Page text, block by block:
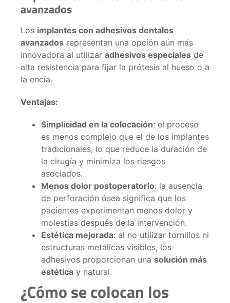
avanzados
Los implantes con adhesivos dentales
avanzados representan una opción aún más
innovadora al utilizar adhesivos especiales de
alta resistencia para fijar la prótesis al hueso o a
la encía.
Ventajas:
Simplicidad en la colocación: el proceso
es menos complejo que el de los implantes
tradicionales, lo que reduce la duración de
la cirugía y minimiza los riesgos
asociados.
Menos dolor postoperatorio: la ausencia
de perforación ósea significa que los
pacientes experimentan menos dolor y
molestias después de la intervención.
Estética mejorada: al no utilizar tornillos ni
estructuras metálicas visibles, los
adhesivos proporcionan una solución más
estética y natural.
¿Cómo se colocan los